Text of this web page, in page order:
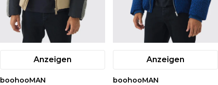
Anzeigen
boohooMAN
Anzeigen
boohooMAN